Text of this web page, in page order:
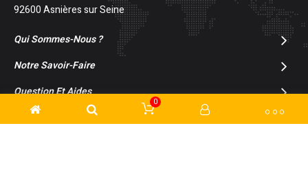
92600 Asnières sur Seine
Qui Sommes-Nous ?
Notre Savoir-Faire
Question Et Aides
Inscription À La Newsletter
0